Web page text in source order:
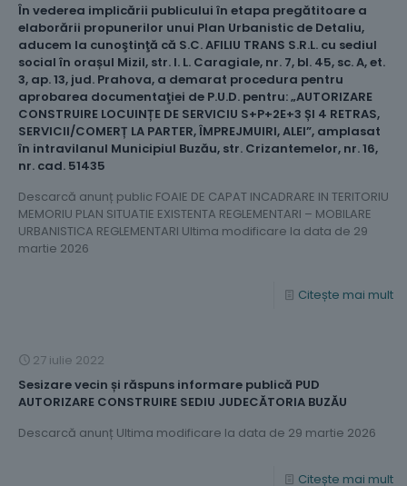
În vederea implicării publicului în etapa pregătitoare a
elaborării propunerilor unui Plan Urbanistic de Detaliu,
aducem la cunoştinţă că S.C. AFILIU TRANS S.R.L. cu sediul
social în orașul Mizil, str. I. L. Caragiale, nr. 7, bl. 45, sc. A, et.
3, ap. 13, jud. Prahova, a demarat procedura pentru
aprobarea documentaţiei de P.U.D. pentru: „AUTORIZARE
CONSTRUIRE LOCUINȚE DE SERVICIU S+P+2E+3 ȘI 4 RETRAS,
SERVICII/COMERȚ LA PARTER, ÎMPREJMUIRI, ALEI”, amplasat
în intravilanul Municipiul Buzău, str. Crizantemelor, nr. 16,
nr. cad. 51435
Descarcă anunț public FOAIE DE CAPAT INCADRARE IN TERITORIU
MEMORIU PLAN SITUATIE EXISTENTA REGLEMENTARI – MOBILARE
URBANISTICA REGLEMENTARI Ultima modificare la data de 29
martie 2026
Citește mai mult
27 iulie 2022
Sesizare vecin și răspuns informare publică PUD
AUTORIZARE CONSTRUIRE SEDIU JUDECĂTORIA BUZĂU
Descarcă anunț Ultima modificare la data de 29 martie 2026
Citește mai mult